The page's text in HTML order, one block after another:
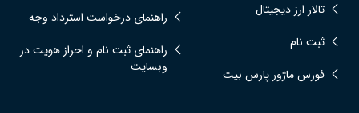
تالار ارز دیجیتال
ثبت نام
فورس ماژور پارس بیت
راهنمای درخواست استرداد وجه
راهنمای ثبت نام و احراز هویت در
وبسایت